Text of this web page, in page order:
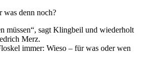
was denn noch?
müssen“, sagt Klingbeil und wiederholt
Merz.
immer: Wieso – für was oder wen